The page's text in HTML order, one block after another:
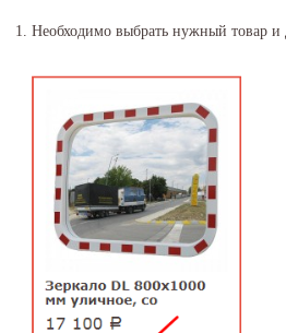
1. Необходимо выбрать нужный товар и